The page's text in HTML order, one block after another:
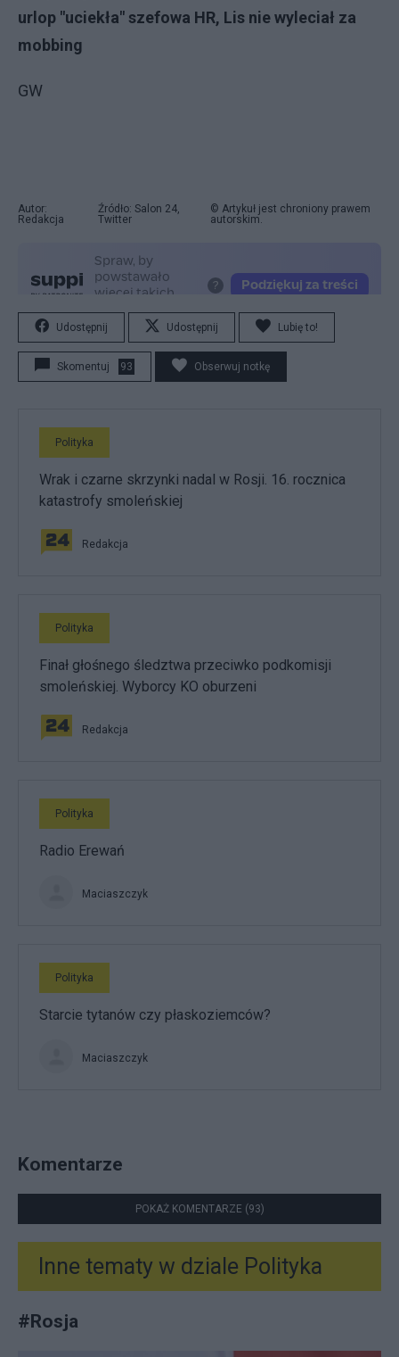
urlop "uciekła" szefowa HR, Lis nie wyleciał za
mobbing
GW
Autor:
Redakcja
Źródło: Salon 24,
Twitter
© Artykuł jest chroniony prawem
autorskim.
Udostępnij Udostępnij Lubię to!
Skomentuj 93 Obserwuj notkę
Polityka
Wrak i czarne skrzynki nadal w Rosji. 16. rocznica
katastrofy smoleńskiej
Redakcja
Polityka
Finał głośnego śledztwa przeciwko podkomisji
smoleńskiej. Wyborcy KO oburzeni
Redakcja
Polityka
Radio Erewań
Maciaszczyk
Polityka
Starcie tytanów czy płaskoziemców?
Maciaszczyk
Komentarze
POKAŻ KOMENTARZE (93)
Inne tematy w dziale Polityka
#Rosja